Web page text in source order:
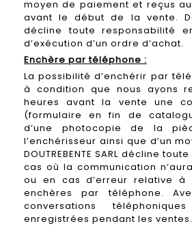
moyen de paiement et reçus
avant le début de la vente.
décline toute responsabilité
d’exécution d’un ordre d’achat.
Enchère par téléphone :
La possibilité d’enchérir par
à condition que nous ayons
heures avant la vente une
(formulaire en fin de
d’une photocopie de la
l’enchérisseur ainsi que d’un
DOUTREBENTE SARL décline
cas où la communication
ou en cas d’erreur relative à
enchères par téléphone.
conversations
enregistrées pendant les ventes.